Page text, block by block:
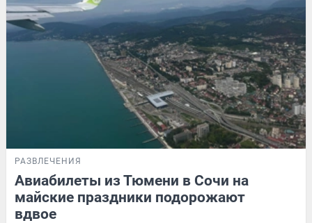
РАЗВЛЕЧЕНИЯ
Авиабилеты из Тюмени в Сочи на
майские праздники подорожают
вдвое